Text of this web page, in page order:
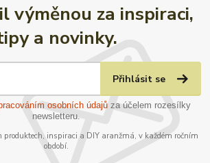
výměnou za inspiraci,
a novinky.
Přihlásit se
osobních údajů za účelem rozesílky
newsletteru.
produktech, inspiraci a DIY aranžmá, v každém ročním
období.